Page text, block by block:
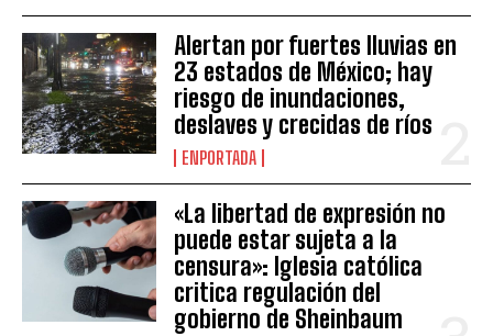
Alertan por fuertes lluvias en
23 estados de México; hay
riesgo de inundaciones,
deslaves y crecidas de ríos
ENPORTADA
«La libertad de expresión no
puede estar sujeta a la
censura»: Iglesia católica
critica regulación del
gobierno de Sheinbaum